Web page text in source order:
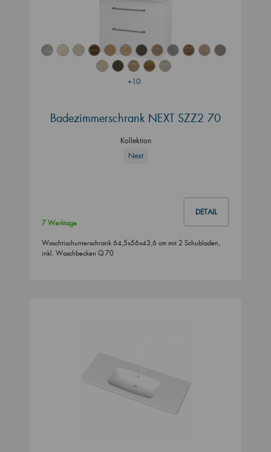
+10
Badezimmerschrank NEXT SZZ2 70
Kollektion
Next
DETAIL
7 Werktage
Waschtischunterschrank 64,5x56x43,6 cm mit 2 Schubladen,
inkl. Waschbecken Q 70